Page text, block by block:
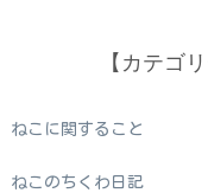
【カテゴリ
ねこに関すること
ねこのちくわ日記